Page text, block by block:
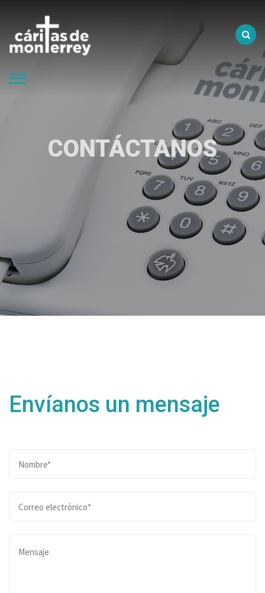
CONTÁCTANOS
Envíanos un mensaje